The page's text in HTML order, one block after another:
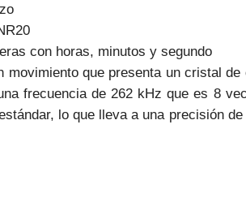
con horas, minutos y segundo
movimiento que presenta un cristal de
frecuencia de 262 kHz que es 8
lo que lleva a una precisión de